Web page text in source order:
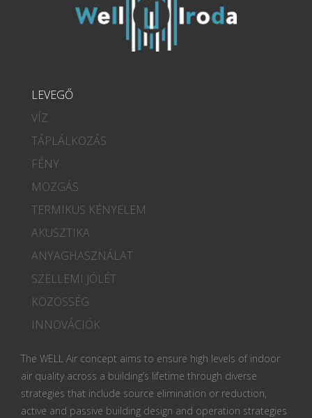
LEVEGŐ
VÍZ
TÁPLÁLKOZÁS
FÉNY
MOZGÁS
TERMIKUS KÉNYELEM
AKUSZTIKA
ANYAGHASZNÁLAT
SZELLEMI JÓLÉT
KÖZÖSSÉG
INNOVÁCIÓK
The WELL Air concept aims to ensure high levels of indoor
air quality across a building’s lifetime through diverse
strategies that include source elimination or reduction,
active and passive building design and operation strategies